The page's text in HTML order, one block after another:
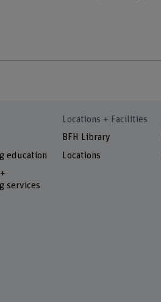
education
services
Locations + Facilities
BFH Library
Locations